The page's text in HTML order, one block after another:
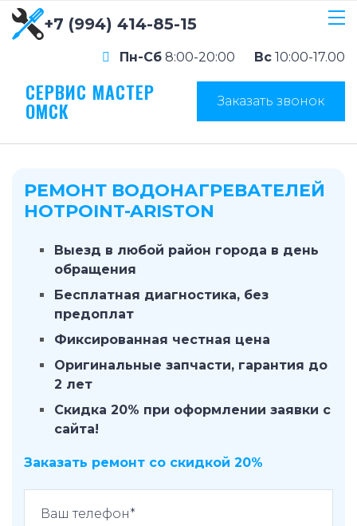
+7 (994) 414-85-15
Пн-Сб 8:00-20:00 Вс 10:00-17.00
СЕРВИС МАСТЕР
ОМСК Заказать звонок
РЕМОНТ ВОДОНАГРЕВАТЕЛЕЙ
HOTPOINT-ARISTON
Выезд в любой район города в день
обращения
Бесплатная диагностика, без
предоплат
Фиксированная честная цена
Оригинальные запчасти, гарантия до
2 лет
Скидка 20% при оформлении заявки с
сайта!
Заказать ремонт со скидкой 20%